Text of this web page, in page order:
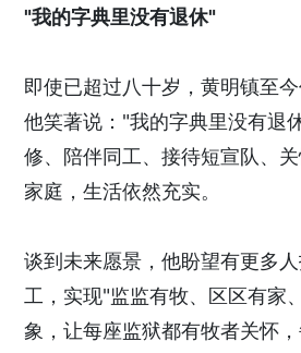
"我的字典里没有退休"
即使已超过八十岁，黄明镇至今
他笑著说："我的字典里没有退
修、陪伴同工、接待短宣队、
家庭，生活依然充实。
谈到未来愿景，他盼望有更多
工，实现"监监有牧、区区有家
象，让每座监狱都有牧者关怀